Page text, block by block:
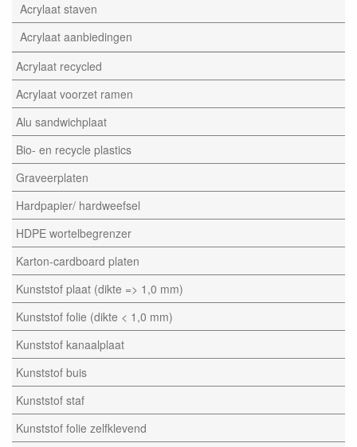
Acrylaat staven
Acrylaat aanbiedingen
Acrylaat recycled
Acrylaat voorzet ramen
Alu sandwichplaat
Bio- en recycle plastics
Graveerplaten
Hardpapier/ hardweefsel
HDPE wortelbegrenzer
Karton-cardboard platen
Kunststof plaat (dikte => 1,0 mm)
Kunststof folie (dikte < 1,0 mm)
Kunststof kanaalplaat
Kunststof buis
Kunststof staf
Kunststof folie zelfklevend